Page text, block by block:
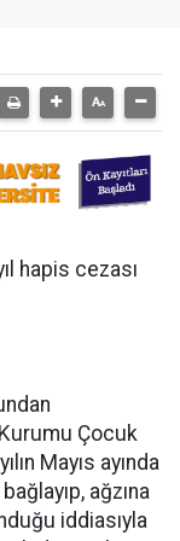
hapis cezası
Çocuk
Mayıs ayında
ağzına
iddiasıyla